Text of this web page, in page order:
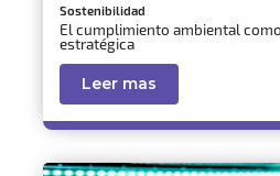
Sostenibilidad
El cumplimiento ambiental
estratégica
Leer mas